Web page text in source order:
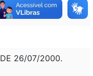
DE 26/07/2000.